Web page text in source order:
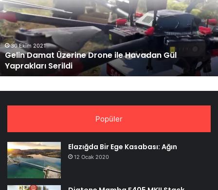
Fotoğrafları
Sızdı
26 Ekim 2021
Mavic 3’ün Lansman Fotoğrafları Sızdı
Popüler
Elazığda Bir Ege Kasabası: Ağın
12 Ocak 2020